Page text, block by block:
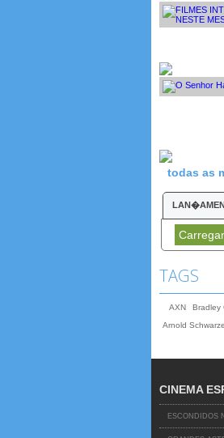
todas as
TAGS
AXN Bradley
Arnold
CINEMA
ESCONDIDOS